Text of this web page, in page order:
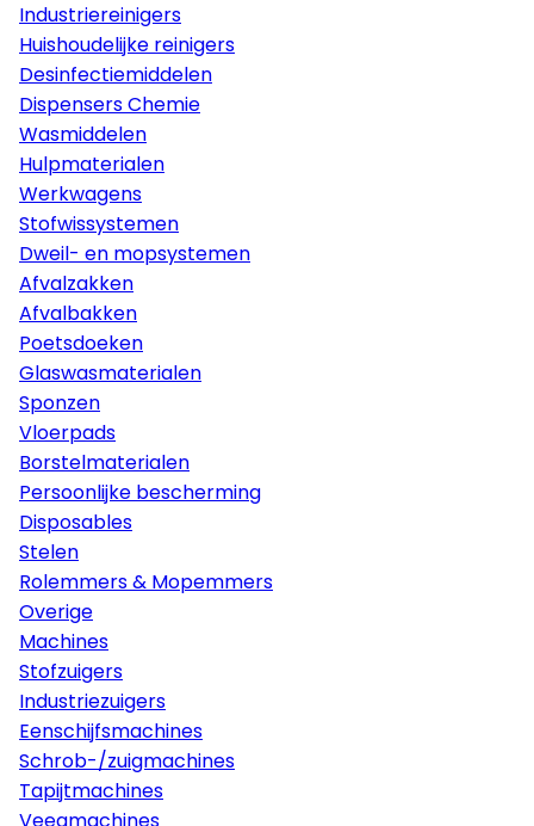
Industriereinigers
Huishoudelijke reinigers
Desinfectiemiddelen
Dispensers Chemie
Wasmiddelen
Hulpmaterialen
Werkwagens
Stofwissystemen
Dweil- en mopsystemen
Afvalzakken
Afvalbakken
Poetsdoeken
Glaswasmaterialen
Sponzen
Vloerpads
Borstelmaterialen
Persoonlijke bescherming
Disposables
Stelen
Rolemmers & Mopemmers
Overige
Machines
Stofzuigers
Industriezuigers
Eenschijfsmachines
Schrob-/zuigmachines
Tapijtmachines